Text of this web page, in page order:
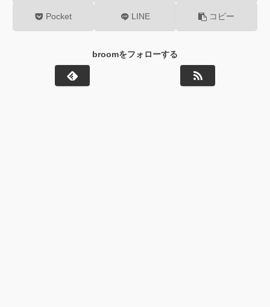
Pocket LINE コピー
broomをフォローする